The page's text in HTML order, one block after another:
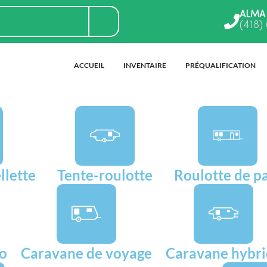
ALMA
(418)
ACCUEIL INVENTAIRE PRÉQUALIFICATION
Tente-roulotte Roulotte de
Caravane de voyage Caravane